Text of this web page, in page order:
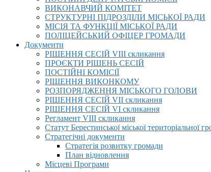
ВИКОНАВЧИЙ КОМІТЕТ
СТРУКТУРНІ ПІДРОЗДІЛИ МІСЬКОЇ РАДИ
МІСІЯ ТА ФУНКЦІЇ МІСЬКОЇ РАДИ
ПОЛІЦЕЙСЬКИЙ ОФІЦЕР ГРОМАДИ
Документи
РІШЕННЯ СЕСІЙ VIІI скликання
ПРОЄКТИ РІШЕНЬ СЕСІЙ
ПОСТІЙНІ КОМІСІЇ
РІШЕННЯ ВИКОНКОМУ
РОЗПОРЯДЖЕННЯ МІСЬКОГО ГОЛОВИ
РІШЕННЯ СЕСІЙ VII скликання
РІШЕННЯ СЕСІЙ VI скликання
Регламент VIІI скликання
Статут Берестинської міської територіальної
Стратегічні документи
Стратегія розвитку громади
План відновлення
Місцеві Програми